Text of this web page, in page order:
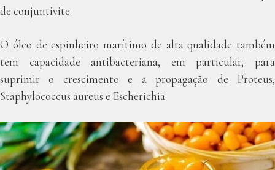
de conjuntivite.
O óleo de espinheiro marítimo de alta qualidade também
tem capacidade antibacteriana, em particular, para
suprimir o crescimento e a propagação de Proteus,
Staphylococcus aureus e Escherichia.